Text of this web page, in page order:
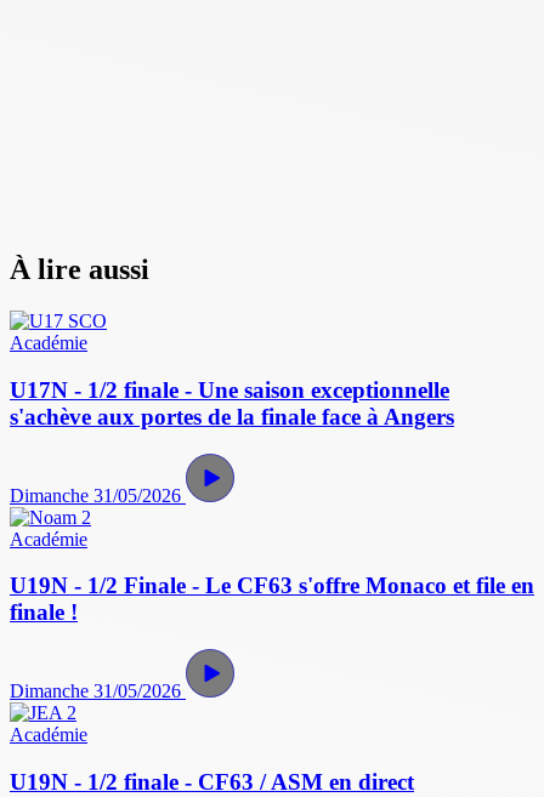
À lire aussi
Académie
U17N - 1/2 finale - Une saison exceptionnelle
s'achève aux portes de la finale face à Angers
Dimanche 31/05/2026
Académie
U19N - 1/2 Finale - Le CF63 s'offre Monaco et file en
finale !
Dimanche 31/05/2026
Académie
U19N - 1/2 finale - CF63 / ASM en direct